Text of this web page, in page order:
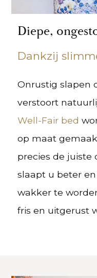
Diepe,
Dankzij
Onrustig slapen
verstoort
Well-Fair bed
op maat
precies de juiste
slaapt u beter
wakker te
fris en uitgerust